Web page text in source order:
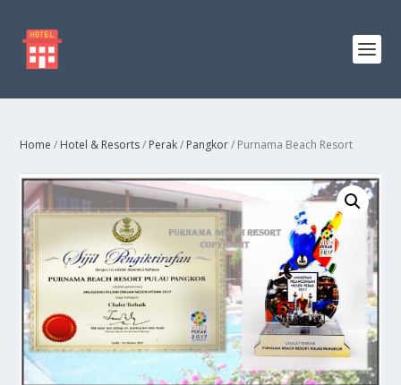
Home / Hotel & Resorts/ Perak/ Pangkor/ Purnama Beach Resort